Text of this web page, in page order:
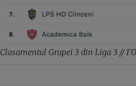
Clasamentul Grupei 3 din Liga 3 //